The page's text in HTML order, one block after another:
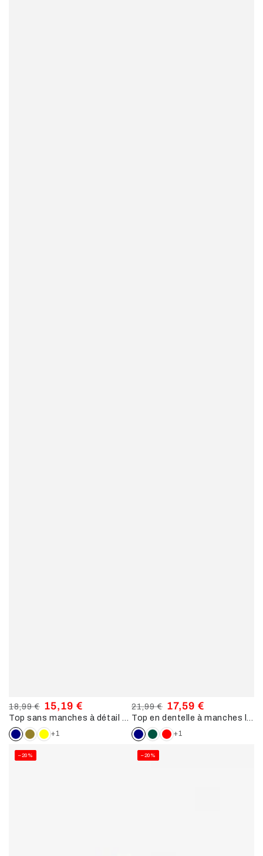
Prix
normal
18,99 €
Prix
de
vente
15,19 €
+1
Prix
normal
21,99 €
Prix
de
vente
17,59 €
+1
–20% –20%